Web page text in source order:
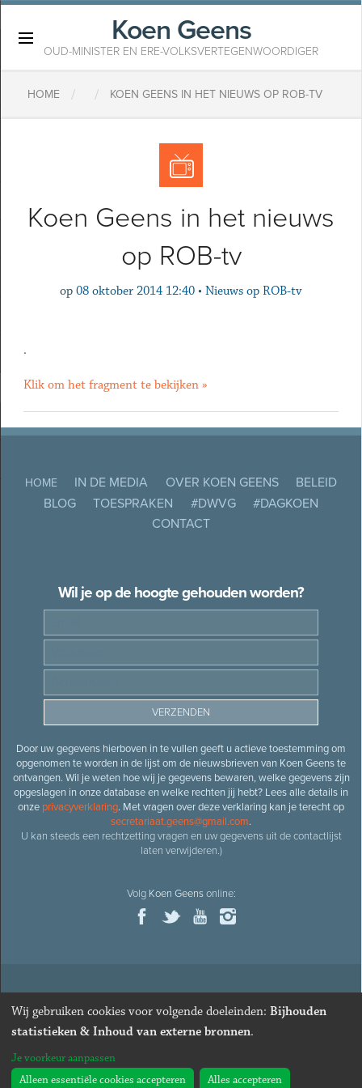
Koen Geens
OUD-MINISTER EN ERE-VOLKSVERTEGENWOORDIGER
HOME / / KOEN GEENS IN HET NIEUWS OP ROB-TV
Koen Geens in het nieuws
op ROB-tv
op 08 oktober 2014 12:40 • Nieuws op ROB-tv
.
Klik om het fragment te bekijken »
HOME IN DE MEDIA OVER KOEN GEENS
BELEID
BLOG
TOESPRAKEN #DWVG
#DAGKOEN
CONTACT
Wil je op de hoogte gehouden worden?
Door uw gegevens hierboven in te vullen geeft u actieve toestemming om
opgenomen te worden in de lijst om de nieuwsbrieven van Koen Geens te
ontvangen. Wil je weten hoe wij je gegevens bewaren, welke gegevens zijn
opgeslagen in onze database en welke rechten jij hebt? Lees alle details in
onze privacyverklaring. Met vragen over deze verklaring kan je terecht op
secretariaat.geens@gmail.com.
U kan steeds een rechtzetting vragen en uw gegevens uit de contactlijst
laten verwijderen.)
Volg Koen Geensonline:
© 2026Oud-minister en ere-volksvertegenwoordiger Koen
· Alle rechten voorbehouden · Cookies wijzigen
Webdesign&website ontwikkelingdoor Zenjoy in Leuven
Wij gebruiken cookies voor volgende doeleinden: Bijhouden
statistieken & Inhoud van externe bronnen.
Je voorkeur aanpassen
Alleen essentiële cookies accepteren
Alles accepteren